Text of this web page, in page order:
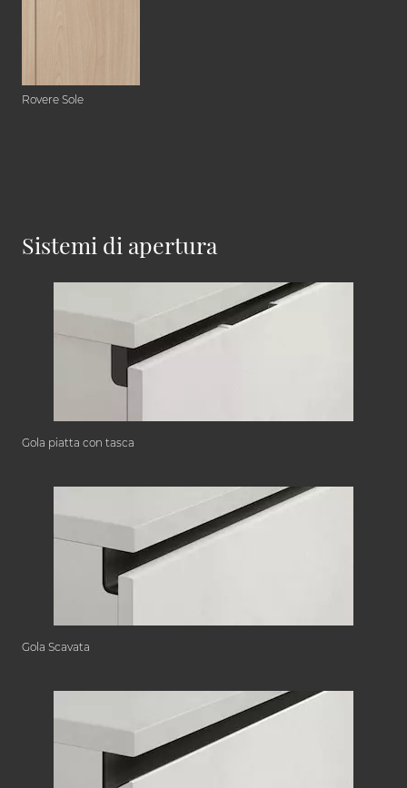
Rovere Sole
Sistemi di apertura
Gola piatta con tasca
Gola Scavata